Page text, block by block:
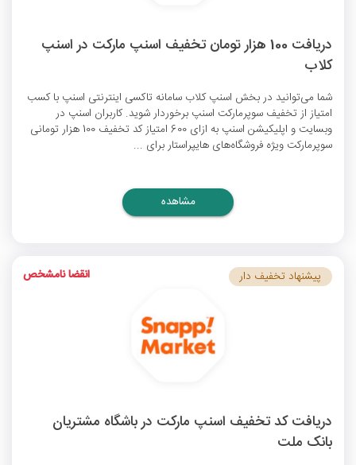
دریافت 100 هزار تومان تخفیف اسنپ مارکت در اسنپ
کلاب
شما می‌توانید در بخش اسنپ کلاب سامانه تاکسی اینترنتی اسنپ با کسب
امتیاز از تخفیف سوپرمارکت اسنپ برخوردار شوید. کاربران اسنپ در
وبسایت و اپلیکیشن اسنپ به ازای 600 امتیاز کد تخفیف 100 هزار تومانی
سوپرمارکت ویژه فروشگاه‌های هایپراستار برای ...
مشاهده
دریافت کد تخفیف اسنپ مارکت در باشگاه مشتریان
بانک ملت
پیشنهاد تخفیف دار انقضا نامشخص